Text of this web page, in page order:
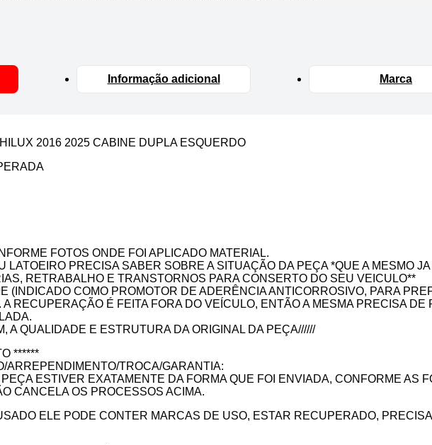
Informação adicional Marca
2016 2025 CABINE DUPLA ESQUERDO
FOTOS ONDE FOI APLICADO MATERIAL.
LATOEIRO PRECISA SABER SOBRE A SITUAÇÃO DA PEÇA *QUE A MESMO
RETRABALHO E TRANSTORNOS PARA CONSERTO DO SEU VEICULO**
(INDICADO COMO PROMOTOR DE ADERÊNCIA ANTICORROSIVO, PARA
RECUPERAÇÃO É FEITA FORA DO VEÍCULO, ENTÃO A MESMA PRECISA
A QUALIDADE E ESTRUTURA DA ORIGINAL DA PEÇA//////
******
ARREPENDIMENTO/TROCA/GARANTIA:
ESTIVER EXATAMENTE DA FORMA QUE FOI ENVIADA, CONFORME AS
CANCELA OS PROCESSOS ACIMA.
ELE PODE CONTER MARCAS DE USO, ESTAR RECUPERADO,